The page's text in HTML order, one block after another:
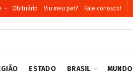
Obituário Viu meu pet? Fale conosco!
ESTADO BRASIL MUNDO